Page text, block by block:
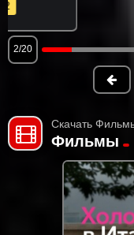
2/20
Скачать
Фильмы